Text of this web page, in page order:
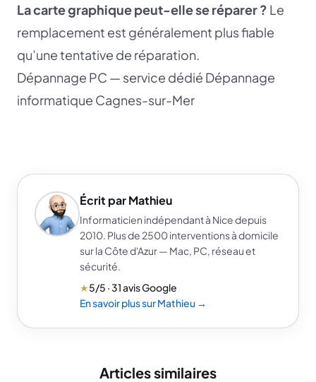
La carte graphique peut-elle se réparer ? Le
remplacement est généralement plus fiable
qu’une tentative de réparation.
Dépannage PC — service dédié Dépannage
informatique Cagnes-sur-Mer
Écrit par Mathieu
Informaticien indépendant à Nice depuis
2010. Plus de 2500 interventions à domicile
sur la Côte d'Azur — Mac, PC, réseau et
sécurité.
★5/5 · 31 avis Google
En savoir plus sur Mathieu →
Articles similaires